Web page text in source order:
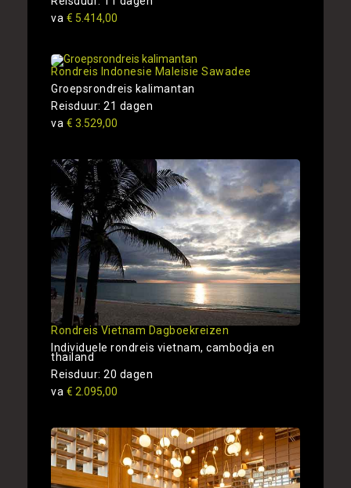
va € 5.414,00
Rondreis Indonesie Maleisie Sawadee
Groepsrondreis kalimantan
Reisduur: 21 dagen
va € 3.529,00
Rondreis Vietnam Dagboekreizen
Individuele rondreis vietnam, cambodja en
thailand
Reisduur: 20 dagen
va € 2.095,00